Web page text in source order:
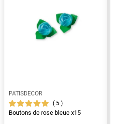
PATISDECOR
5
Boutons de rose bleue x15